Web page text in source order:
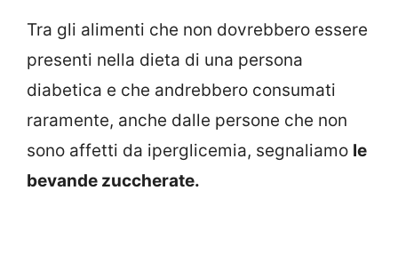
Tra gli alimenti che non dovrebbero essere
presenti nella dieta di una persona
diabetica e che andrebbero consumati
raramente, anche dalle persone che non
sono affetti da iperglicemia, segnaliamo le
bevande zuccherate.